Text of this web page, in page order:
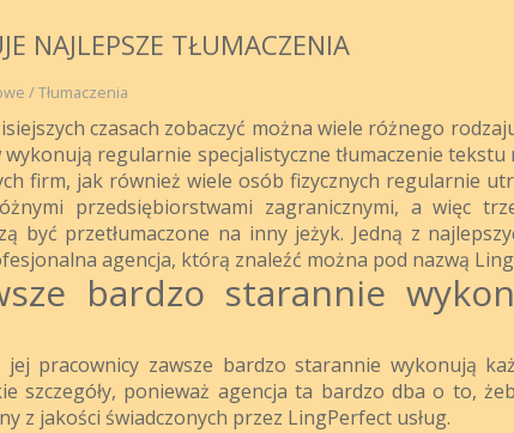
NAJLEPSZE TŁUMACZENIA
/ Tłumaczenia
czasach zobaczyć można wiele różnego
regularnie specjalistyczne tłumaczenie tekstu
firm, jak również wiele osób fizycznych regularnie
przedsiębiorstwami zagranicznymi, a więc
być przetłumaczone na inny jeżyk. Jedną z
agencja, którą znaleźć można pod nazwą
bardzo starannie
pracownicy zawsze bardzo starannie wykonują
szczegóły, ponieważ agencja ta bardzo dba o to,
z jakości świadczonych przez LingPerfect usług.